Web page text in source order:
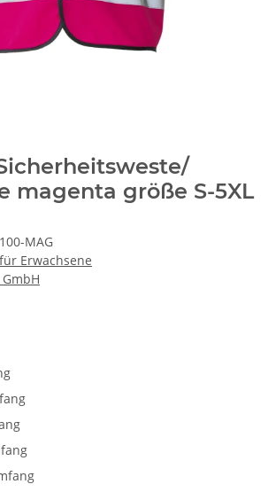
magenta größe S-5XL
MAG
Erwachsene